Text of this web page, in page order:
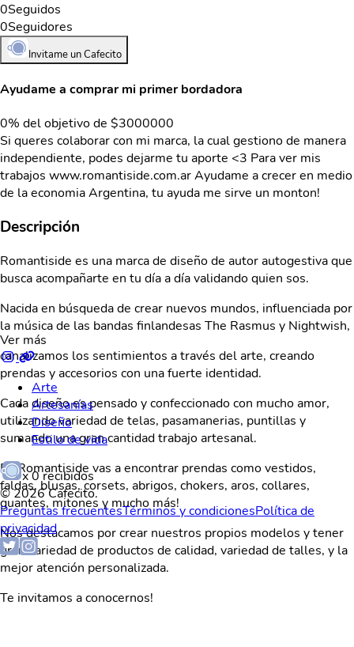
0Seguidos
0Seguidores
Invitame un Cafecito
Ayudame a comprar mi primer bordadora
0% del objetivo de $3000000
Si queres colaborar con mi marca, la cual gestiono de manera
independiente, podes dejarme tu aporte <3 Para ver mis
trabajos www.romantiside.com.ar Ayudame a crecer en medio
de la economia Argentina, tu ayuda me sirve un monton!
Descripción
Romantiside es una marca de diseño de autor autogestiva que
busca acompañarte en tu día a día validando quien sos.
Nacida en búsqueda de crear nuevos mundos, influenciada por
la música de las bandas finlandesas The Rasmus y Nightwish,
canalizamos los sentimientos a través del arte, creando
prendas y accesorios con una fuerte identidad.
Cada diseño es pensado y confeccionado con mucho amor,
utilizando variedad de telas, pasamanerias, puntillas y
sumando una gran cantidad trabajo artesanal.
En Romantiside vas a encontrar prendas como vestidos,
faldas, blusas, corsets, abrigos, chokers, aros, collares,
guantes, mitones y mucho más!
Nos destacamos por crear nuestros propios modelos y tener
gran variedad de productos de calidad, variedad de talles, y la
mejor atención personalizada.
Te invitamos a conocernos!
Ver más
Arte
Artesanías
Diseño
Estilo de vida
x0recibidos
© 2026 Cafecito.
Preguntas frecuentesTérminos y condicionesPolítica de
privacidad